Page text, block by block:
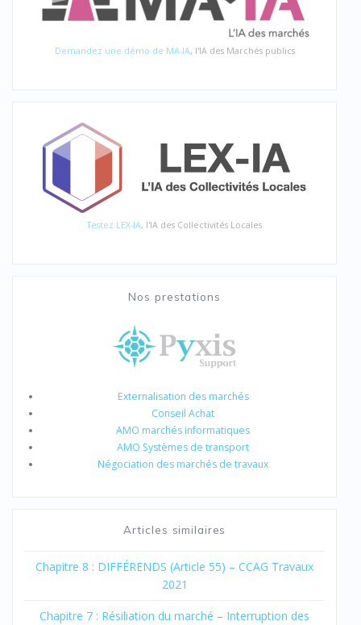
Demandez une démo de MA-IA, l'IA des Marchés publics
Testez LEX-IA, l'IA des Collectivités Locales
Nos prestations
Externalisation des marchés
Conseil Achat
AMO marchés informatiques
AMO Systèmes de transport
Négociation des marchés de travaux
Articles similaires
Chapitre 8 : DIFFÉRENDS (Article 55) – CCAG Travaux
2021
Chapitre 7 : Résiliation du marché – Interruption des